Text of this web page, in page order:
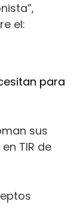
el:
para
sus
TIR de